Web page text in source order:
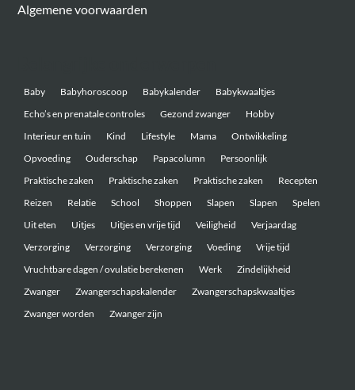
Algemene voorwaarden
Baby Babyhoroscoop Babykalender
Babykwaaltjes
Echo’s en prenatale controles
Gezond zwanger
Hobby
Interieur en tuin
Kind Lifestyle Mama
Ontwikkeling
Opvoeding
Ouderschap Papacolumn
Persoonlijk
Praktische zaken
Praktische zaken Praktische zaken
Recepten
Reizen
Relatie School Shoppen Slapen Slapen
Spelen
Uit eten
Uitjes Uitjes en vrije tijd Veiligheid
Verjaardag
Verzorging
Verzorging Verzorging Voeding
Vrije tijd
Vruchtbare dagen / ovulatie berekenen
Werk
Zindelijkheid
Zwanger
Zwangerschapskalender
Zwangerschapskwaaltjes
Zwanger worden
Zwanger zijn